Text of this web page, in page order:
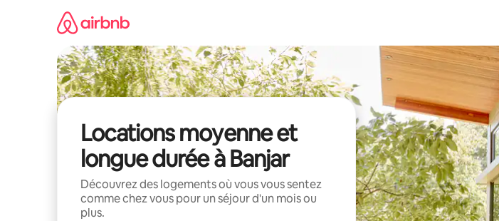
Locations moyenne et
longue durée à Banjar
Découvrez des logements où vous vous sentez
comme chez vous pour un séjour d'un mois ou
plus.